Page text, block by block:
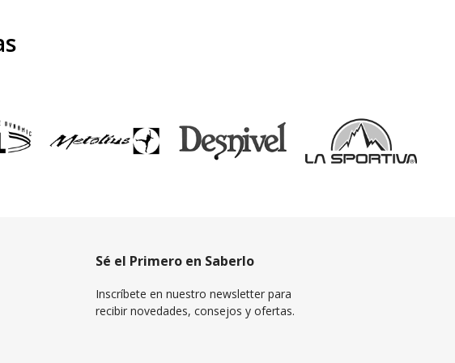
Sé el Primero en Saberlo
Inscríbete en nuestro newsletter para
recibir novedades, consejos y ofertas.